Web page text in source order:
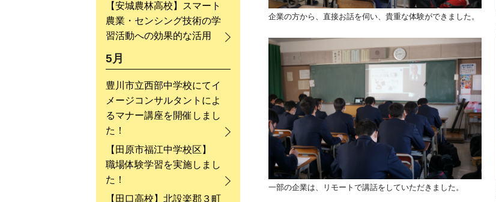
【安城農林高校】スマート
農業・センシング技術の学
習活動への効果的な活用
5月
豊川市立西部中学校にてイ
メージコンサルタントによ
るマナー講座を開催しまし
た！
【田原市福江中学校区】
職場体験学習を実施しまし
た！
【田口高校】北設楽郡３町
企業の方から、直接お話を伺い、貴重な体験ができました。
一部の企業は、リモートで講話をしていただきました。